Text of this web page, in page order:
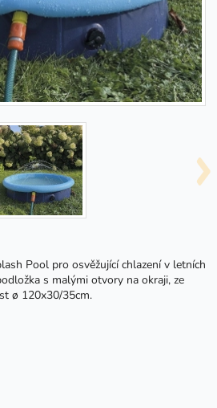
Pool pro osvěžující chlazení v letních
s malými otvory na okraji, ze
ø 120x30/35cm.